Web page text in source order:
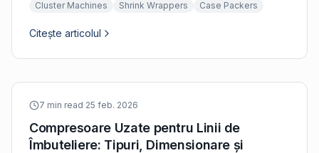
Cluster Machines Shrink Wrappers Case Packers
Citește articolul
7 min read·25 feb. 2026
Compresoare Uzate pentru Linii de
Îmbuteliere: Tipuri, Dimensionare și